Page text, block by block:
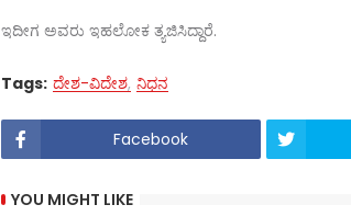
ಇದೀಗ ಅವರು ಇಹಲೋಕ ತ್ಯಜಿಸಿದ್ದಾರೆ.
Tags: ದೇಶ-ವಿದೇಶ ನಿಧನ
Facebook
YOU MIGHT LIKE